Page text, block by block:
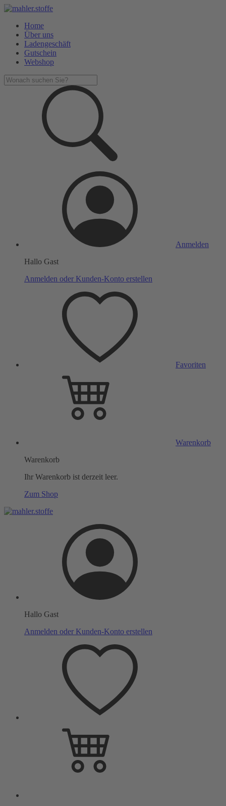
Home
Über uns
Ladengeschäft
Gutschein
Webshop
Anmelden
Hallo Gast
Anmelden oder Kunden-Konto erstellen
Favoriten
Warenkorb
Warenkorb
Ihr Warenkorb ist derzeit leer.
Zum Shop
Hallo Gast
Anmelden oder Kunden-Konto erstellen